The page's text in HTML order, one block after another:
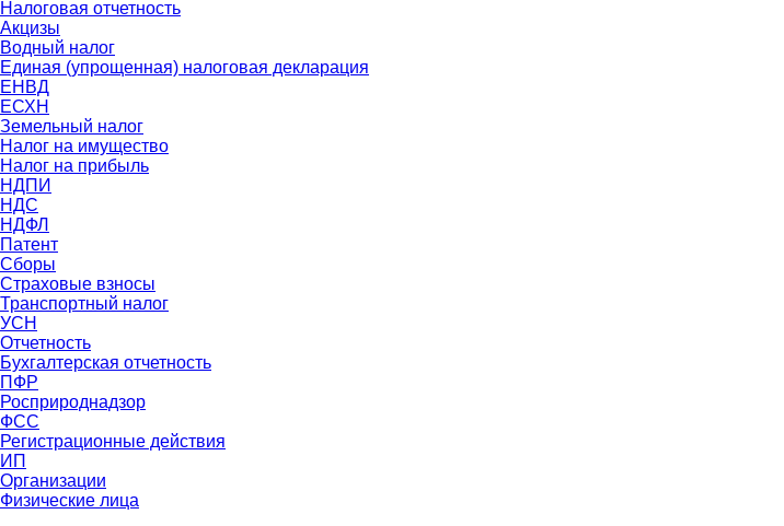
Налоговая отчетность
Акцизы
Водный налог
Единая (упрощенная) налоговая декларация
ЕНВД
ЕСХН
Земельный налог
Налог на имущество
Налог на прибыль
НДПИ
НДС
НДФЛ
Патент
Сборы
Страховые взносы
Транспортный налог
УСН
Отчетность
Бухгалтерская отчетность
ПФР
Росприроднадзор
ФСС
Регистрационные действия
ИП
Организации
Физические лица